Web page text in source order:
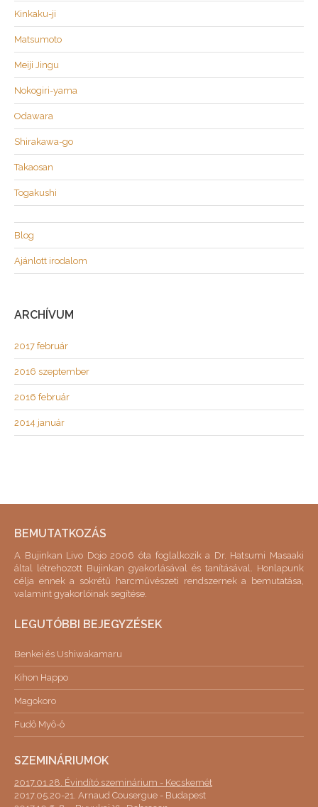
Kinkaku-ji
Matsumoto
Meiji Jingu
Nokogiri-yama
Odawara
Shirakawa-go
Takaosan
Togakushi
Blog
Ajánlott irodalom
ARCHÍVUM
2017 február
2016 szeptember
2016 február
2014 január
BEMUTATKOZÁS
A Bujinkan Livo Dojo 2006 óta foglalkozik a Dr. Hatsumi Masaaki
által létrehozott Bujinkan gyakorlásával és tanításával. Honlapunk
célja ennek a sokrétű harcművészeti rendszernek a bemutatása,
valamint gyakorlóinak segítése.
LEGUTÓBBI BEJEGYZÉSEK
Benkei és Ushiwakamaru
Kihon Happo
Magokoro
Fudô Myô-ô
SZEMINÁRIUMOK
2017.01.28. Évindító szeminárium - Kecskemét
2017.05.20-21. Arnaud Cousergue - Budapest